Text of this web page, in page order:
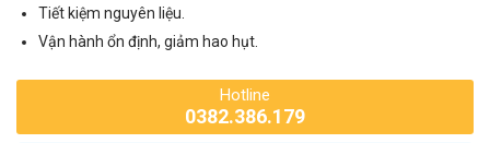
Tiết kiệm nguyên liệu.
Vận hành ổn định, giảm hao hụt.
Hotline
0382.386.179